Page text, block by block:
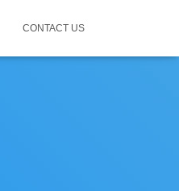
CONTACT US